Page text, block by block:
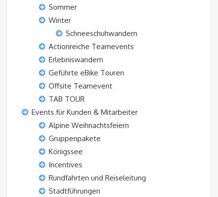
Sommer
Winter
Schneeschuhwandern
Actionreiche Teamevents
Erlebniswandern
Geführte eBike Touren
Offsite Teamevent
TAB TOUR
Events für Kunden & Mitarbeiter
Alpine Weihnachtsfeiern
Gruppenpakete
Königssee
Incentives
Rundfahrten und Reiseleitung
Stadtführungen